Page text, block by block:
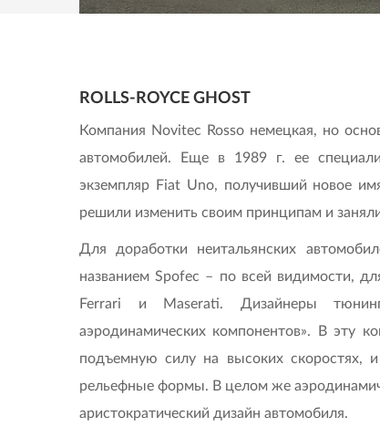
ROLLS-ROYCE GHOST
Компания Novitec Rosso немецкая, но
автомобилей. Еще в 1989 г. ее
экземпляр Fiat Uno, получивший новое
решили изменить своим принципам и
Для доработки неитальянских
названием Spofec – по всей видимости,
Ferrari и Maserati. Дизайнеры
аэродинамических компонентов». В эту
подъемную силу на высоких скоростях,
рельефные формы. В целом же
аристократический дизайн автомобиля.